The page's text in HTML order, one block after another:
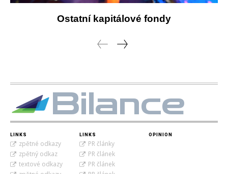
Ostatní kapitálové fondy
Bilance
LINKS
zpětné odkazy
zpětný odkaz
textové odkazy
LINKS
PR články
PR článek
PR článek
OPINION